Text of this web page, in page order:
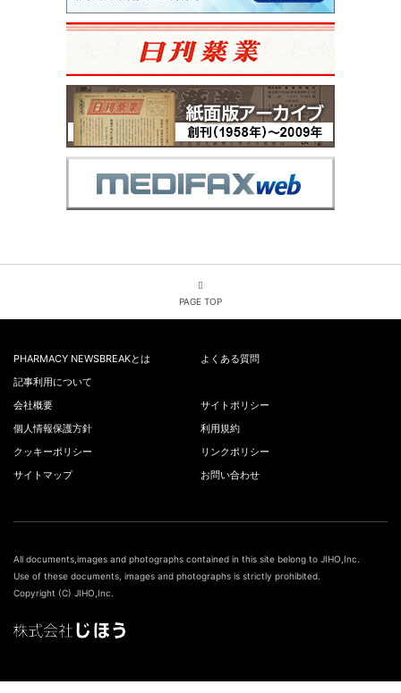
PAGE TOP
PHARMACY NEWSBREAKとは
よくある質問
記事利用について
会社概要
サイトポリシー
個人情報保護方針
利用規約
クッキーポリシー
リンクポリシー
サイトマップ
お問い合わせ
All documents,images and photographs contained in this site belong to JIHO,Inc.
Use of these documents, images and photographs is strictly prohibited.
Copyright (C) JIHO,Inc.